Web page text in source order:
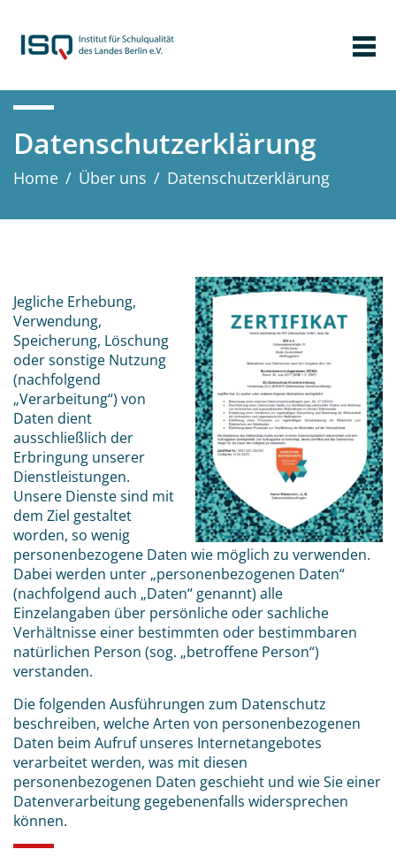
Datenschutzerklärung
Home / Über uns / Datenschutzerklärung
Jegliche Erhebung,
Verwendung,
Speicherung, Löschung
oder sonstige Nutzung
(nachfolgend
„Verarbeitung“) von
Daten dient
ausschließlich der
Erbringung unserer
Dienstleistungen.
Unsere Dienste sind mit
dem Ziel gestaltet
worden, so wenig
personenbezogene Daten wie möglich zu verwenden.
Dabei werden unter „personenbezogenen Daten“
(nachfolgend auch „Daten“ genannt) alle
Einzelangaben über persönliche oder sachliche
Verhältnisse einer bestimmten oder bestimmbaren
natürlichen Person (sog. „betroffene Person“)
verstanden.
Die folgenden Ausführungen zum Datenschutz
beschreiben, welche Arten von personenbezogenen
Daten beim Aufruf unseres Internetangebotes
verarbeitet werden, was mit diesen
personenbezogenen Daten geschieht und wie Sie einer
Datenverarbeitung gegebenenfalls widersprechen
können.